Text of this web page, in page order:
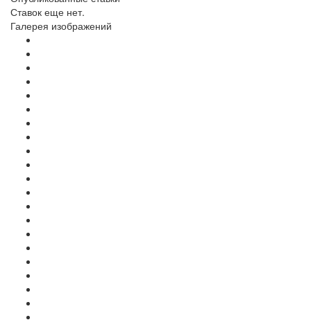
Ставок еще нет.
Галерея изображений